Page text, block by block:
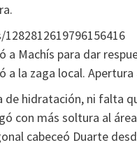
a Machís para dar
la zaga local.
de hidratación, ni falta
con más soltura al
cabeceó Duarte